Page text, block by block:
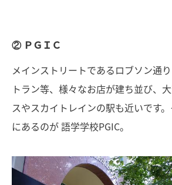
② ＰＧＩＣ
メインストリートであるロブソン通
トラン等、様々なお店が建ち並び、
スやスカイトレインの駅も近いです
にあるのが 語学学校PGIC。